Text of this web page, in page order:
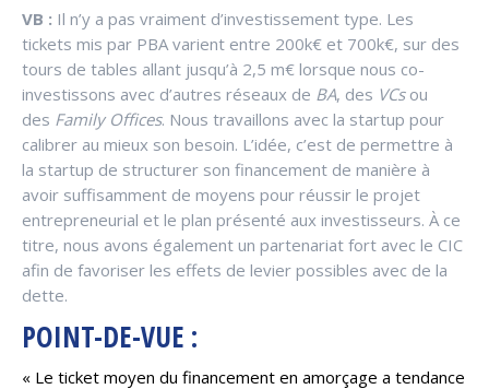
VB : Il n’y a pas vraiment d’investissement type. Les
tickets mis par PBA varient entre 200k€ et 700k€, sur des
tours de tables allant jusqu’à 2,5 m€ lorsque nous co-
investissons avec d’autres réseaux de BA, des VCsou
des Family Offices. Nous travaillons avec la startup pour
calibrer au mieux son besoin. L’idée, c’est de permettre à
la startup de structurer son financement de manière à
avoir suffisamment de moyens pour réussir le projet
entrepreneurial et le plan présenté aux investisseurs. À ce
titre, nous avons également un partenariat fort avec le CIC
afin de favoriser les effets de levier possibles avec de la
dette.
POINT-DE-VUE :
« Le ticket moyen du financement en amorçage a tendance